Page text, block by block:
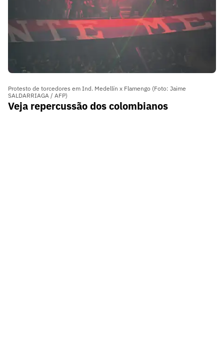
Protesto de torcedores em Ind. Medellín x Flamengo (Foto: Jaime
SALDARRIAGA / AFP)
Veja repercussão dos colombianos